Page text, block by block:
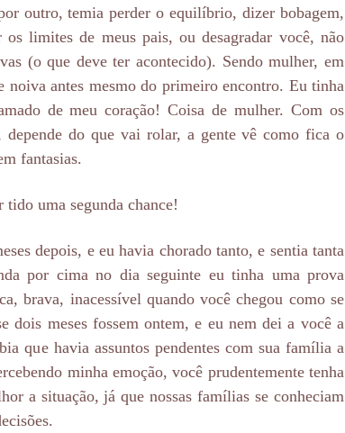
outro, temia perder o equilíbrio, dizer bobagem,
os limites de meus pais, ou desagradar você, não
(o que deve ter acontecido). Sendo mulher, em
noiva antes mesmo do primeiro encontro. Eu tinha
de meu coração! Coisa de mulher. Com os
depende do que vai rolar, a gente vê como fica o
fantasias.
uma segunda chance!
depois, e eu havia chorado tanto, e sentia tanta
por cima no dia seguinte eu tinha uma prova
brava, inacessível quando você chegou como se
dois meses fossem ontem, e eu nem dei a você a
que havia assuntos pendentes com sua família a
minha emoção, você prudentemente tenha
a situação, já que nossas famílias se conheciam